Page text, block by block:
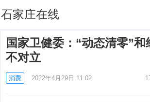
石家庄在线
国家卫健委：“动态清零”
不对立
消费 2022年4月29日 11:02